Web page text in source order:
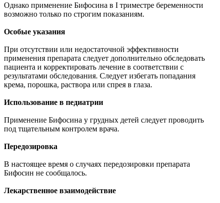
Однако применение Бифосина в I триместре беременности
возможно только по строгим показаниям.
Особые указания
При отсутствии или недостаточной эффективности
применения препарата следует дополнительно обследовать
пациента и корректировать лечение в соответствии с
результатами обследования. Следует избегать попадания
крема, порошка, раствора или спрея в глаза.
Использование в педиатрии
Применение Бифосина у грудных детей следует проводить
под тщательным контролем врача.
Передозировка
В настоящее время о случаях передозировки препарата
Бифосин не сообщалось.
Лекарственное взаимодействие